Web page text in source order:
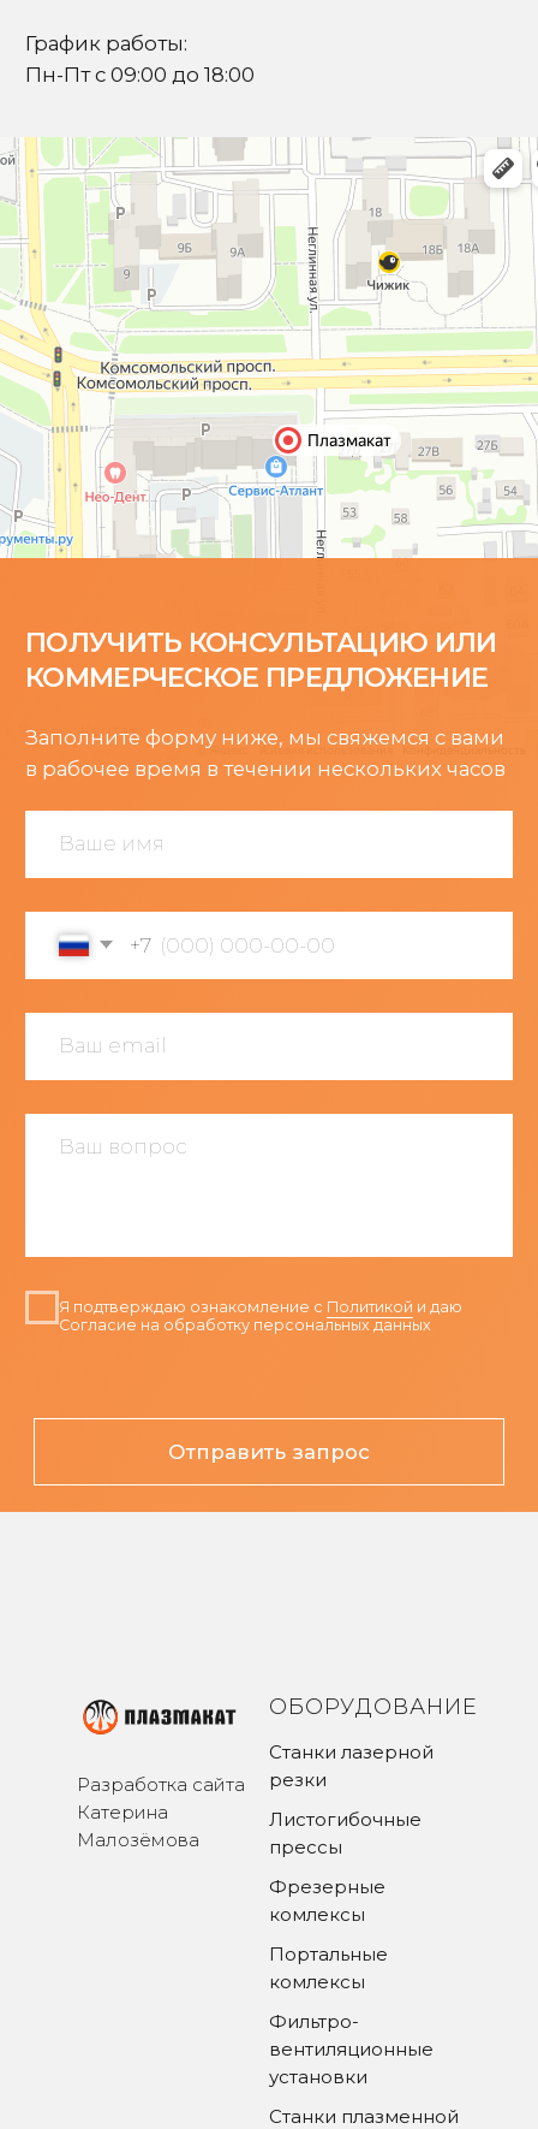
Разработка сайта
Катерина
Малозёмова
ОБОРУДОВАНИЕ
Станки лазерной
резки
Листогибочные
прессы
Фрезерные
комлексы
Портальные
комлексы
Фильтро-
вентиляционные
установки
Станки плазменной